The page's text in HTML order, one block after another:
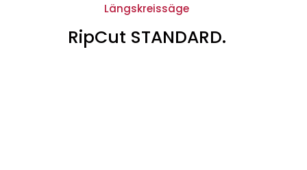
Längskreissäge
RipCut STANDARD.